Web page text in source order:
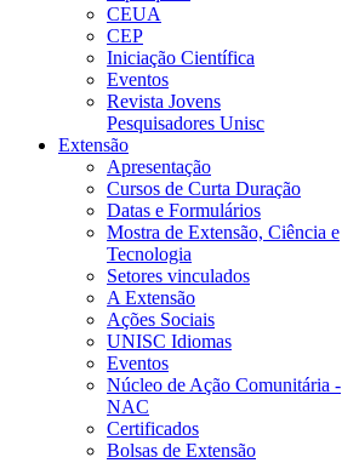
CEUA
CEP
Iniciação Científica
Eventos
Revista Jovens
Pesquisadores Unisc
Extensão
Apresentação
Cursos de Curta Duração
Datas e Formulários
Mostra de Extensão, Ciência e
Tecnologia
Setores vinculados
A Extensão
Ações Sociais
UNISC Idiomas
Eventos
Núcleo de Ação Comunitária -
NAC
Certificados
Bolsas de Extensão